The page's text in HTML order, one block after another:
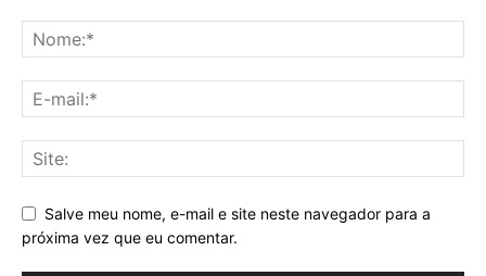
Salve meu nome, e-mail e site neste navegador para a
próxima vez que eu comentar.